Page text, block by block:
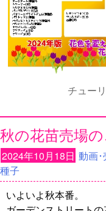
チュー
秋の花苗売場
2024年10月18日 動画･
種子
いよいよ秋本番。